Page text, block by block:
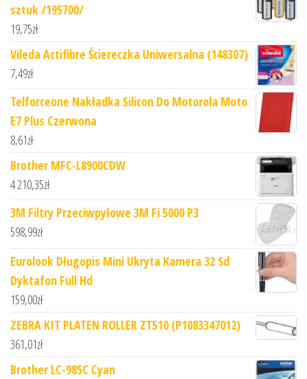
sztuk /195700/
19,75zł
Vileda Actifibre Ściereczka Uniwersalna (148307)
7,49zł
Telforceone Nakładka Silicon Do Motorola Moto
E7 Plus Czerwona
8,61zł
Brother MFC-L8900CDW
4 210,35zł
3M Filtry Przeciwpyłowe 3M Fi 5000 P3
598,99zł
Eurolook Długopis Mini Ukryta Kamera 32 Sd
Dyktafon Full Hd
159,00zł
ZEBRA KIT PLATEN ROLLER ZT510 (P1083347012)
361,01zł
Brother LC-985C Cyan